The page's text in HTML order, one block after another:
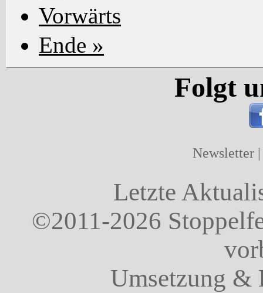
Vorwärts
Ende »
Folgt
Newsletter
Letzte
©2011-2026
Umsetzung &